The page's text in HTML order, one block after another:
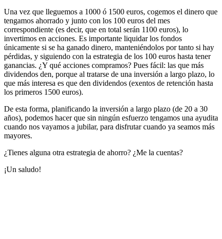
Una vez que lleguemos a 1000 ó 1500 euros, cogemos el dinero que
tengamos ahorrado y junto con los 100 euros del mes
correspondiente (es decir, que en total serán 1100 euros), lo
invertimos en acciones. Es importante liquidar los fondos
únicamente si se ha ganado dinero, manteniéndolos por tanto si hay
pérdidas, y siguiendo con la estrategia de los 100 euros hasta tener
ganancias. ¿Y qué acciones compramos? Pues fácil: las que más
dividendos den, porque al tratarse de una inversión a largo plazo, lo
que más interesa es que den dividendos (exentos de retención hasta
los primeros 1500 euros).
De esta forma, planificando la inversión a largo plazo (de 20 a 30
años), podemos hacer que sin ningún esfuerzo tengamos una ayudita
cuando nos vayamos a jubilar, para disfrutar cuando ya seamos más
mayores.
¿Tienes alguna otra estrategia de ahorro? ¿Me la cuentas?
¡Un saludo!